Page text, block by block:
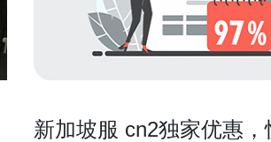
新加坡服 cn2独家优惠，